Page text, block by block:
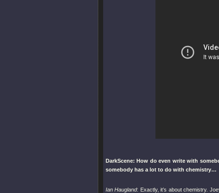
DarkScene: How do even write with
somebody has a lot to do with chemistry…
Ian Haugland: Exactly, it’s about chemistry.